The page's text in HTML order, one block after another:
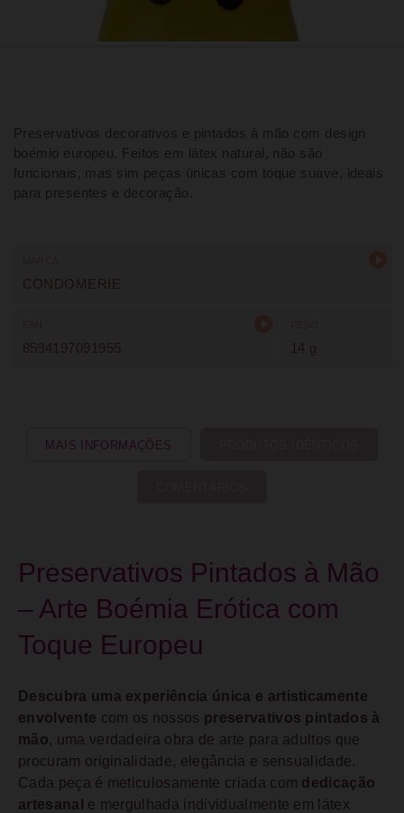
Preservativos decorativos e pintados à mão com design
boémio europeu. Feitos em látex natural, não são
funcionais, mas sim peças únicas com toque suave, ideais
para presentes e decoração.
CONDOMERIE
8594197091955 14 g
MAIS INFORMAÇÕES
Preservativos Pintados à Mão
– Arte Boémia Erótica com
Toque Europeu
Descubra uma experiência única e artisticamente
envolvente com os nossos preservativos pintados à
mão, uma verdadeira obra de arte para adultos que
procuram originalidade, elegância e sensualidade.
Cada peça é meticulosamente criada com dedicação
artesanal
e mergulhada individualmente em látex